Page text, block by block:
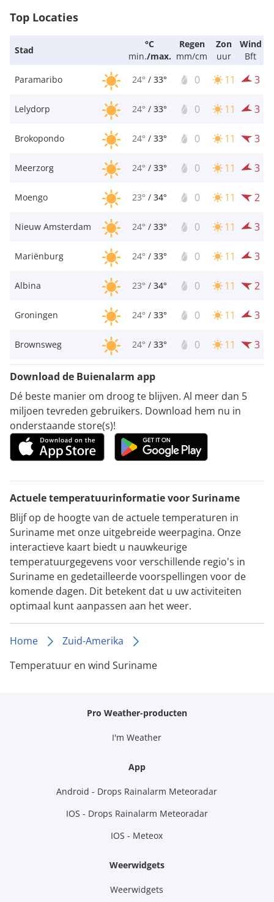
Top Locaties
Stad
°C
min./max.
Regen
mm/cm
Zon
uur
Wind
Bft
Paramaribo
24° / 33° 0 11 3
Lelydorp 24° / 33° 0 11 3
Brokopondo 24° / 33° 0 11 3
Meerzorg 24° / 33° 0 11 3
Moengo 23° / 34° 0 11 2
Nieuw Amsterdam 24° / 33° 0 11 3
Mariënburg 24° / 33° 0 11 3
Albina 23° / 34° 0 11 2
Groningen 24° / 33° 0 11 3
Brownsweg 24° / 33° 0 11 3
Download de Buienalarm app
Dé beste manier om droog te blijven. Al meer dan 5
miljoen tevreden gebruikers. Download hem nu in
onderstaande store(s)!
Actuele temperatuurinformatie voor Suriname
Blijf op de hoogte van de actuele temperaturen in
Suriname met onze uitgebreide weerpagina. Onze
interactieve kaart biedt u nauwkeurige
temperatuurgegevens voor verschillende regio's in
Suriname en gedetailleerde voorspellingen voor de
komende dagen. Dit betekent dat u uw activiteiten
optimaal kunt aanpassen aan het weer.
Home
Zuid-Amerika
Temperatuur en wind Suriname
Pro Weather-producten
I'm Weather
App
Android - Drops Rainalarm Meteoradar
IOS - Drops Rainalarm Meteoradar
IOS - Meteox
Weerwidgets
Weerwidgets